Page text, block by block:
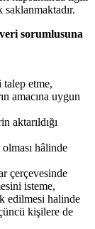
saklanmaktadır.
sorumlusuna
etme,
amacına uygun
aktarıldığı
hâlinde
çerçevesinde
isteme,
edilmesi halinde
kişilere de